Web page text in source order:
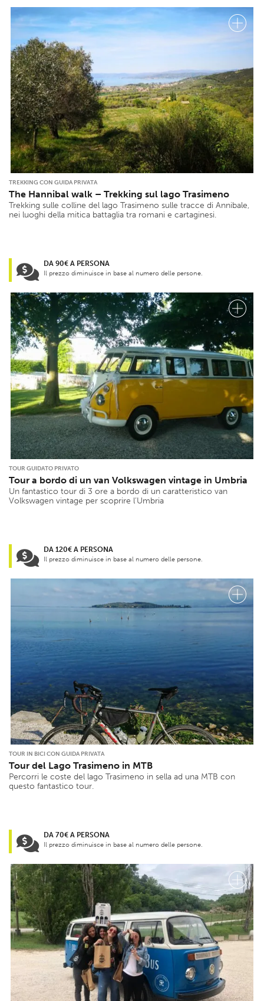
TREKKING CON GUIDA PRIVATA
The Hannibal walk – Trekking sul lago Trasimeno
Trekking sulle colline del lago Trasimeno sulle tracce di Annibale,
nei luoghi della mitica battaglia tra romani e cartaginesi.
DA 90€ A PERSONA
Il prezzo diminuisce in base al numero delle persone.
TOUR GUIDATO PRIVATO
Tour a bordo di un van Volkswagen vintage in Umbria
Un fantastico tour di 3 ore a bordo di un caratteristico van
Volkswagen vintage per scoprire l’Umbria
DA 120€ A PERSONA
Il prezzo diminuisce in base al numero delle persone.
TOUR IN BICI CON GUIDA PRIVATA
Tour del Lago Trasimeno in MTB
Percorri le coste del lago Trasimeno in sella ad una MTB con
questo fantastico tour.
DA 70€ A PERSONA
Il prezzo diminuisce in base al numero delle persone.